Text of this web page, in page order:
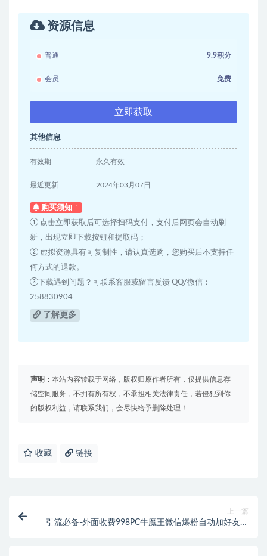
资源信息
普通 9.9积分
会员 免费
立即获取
其他信息
有效期 永久有效
最近更新 2024年03月07日
购买须知
① 点击立即获取后可选择扫码支付，支付后网页会自动刷
新，出现立即下载按钮和提取码；
② 虚拟资源具有可复制性，请认真选购，您购买后不支持任
何方式的退款。
③下载遇到问题？可联系客服或留言反馈 QQ/微信：
258830904
了解更多
声明： 本站内容转载于网络，版权归原作者所有，仅提供信息存
储空间服务，不拥有所有权，不承担相关法律责任，若侵犯到你
的版权利益，请联系我们，会尽快给予删除处理！
收藏 链接
上一篇
引流必备-外面收费998PC牛魔王微信爆粉自动加好友营